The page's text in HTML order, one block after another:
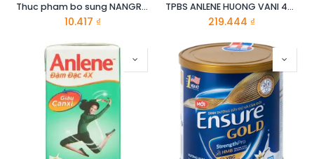
Thuc pham bo sung NANGROW RTD 6(8x110ml) Mua 6 Tang 2
10.417 ₫
TPBS ANLENE HUONG VANI 440G
219.444 ₫